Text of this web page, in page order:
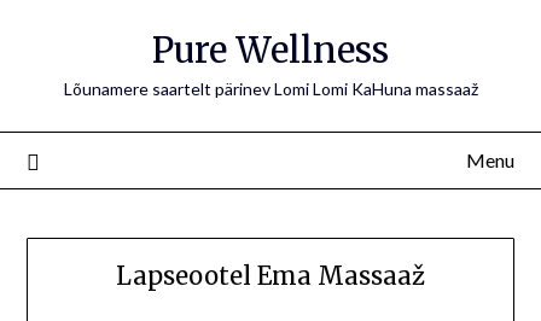
Pure Wellness
Lõunamere saartelt pärinev Lomi Lomi KaHuna massaaž
Menu
Lapseootel Ema Massaaž